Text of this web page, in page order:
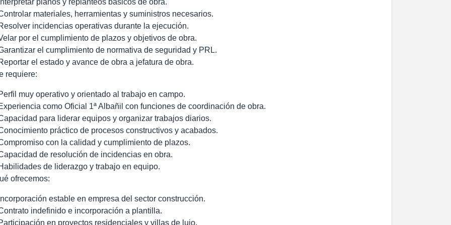
materiales, herramientas y suministros necesarios.
incidencias operativas durante la ejecución.
por el cumplimiento de plazos y objetivos de obra.
el cumplimiento de normativa de seguridad y PRL.
el estado y avance de obra a jefatura de obra.
requiere:
muy operativo y orientado al trabajo en campo.
como Oficial 1ª Albañil con funciones de coordinación de obra.
para liderar equipos y organizar trabajos diarios.
práctico de procesos constructivos y acabados.
con la calidad y cumplimiento de plazos.
de resolución de incidencias en obra.
de liderazgo y trabajo en equipo.
ofrecemos:
estable en empresa del sector construcción.
indefinido e incorporación a plantilla.
en proyectos residenciales y villas de lujo.